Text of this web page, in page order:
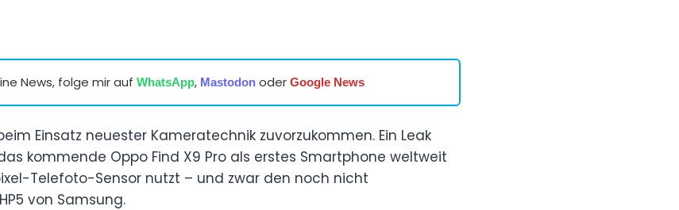
News, folge mir auf WhatsApp, Mastodonoder Google News
Einsatz neuester Kameratechnik zuvorzukommen. Ein Leak
kommende Oppo Find X9 Pro als erstes Smartphone weltweit
Telefoto-Sensor nutzt – und zwar den noch nicht
von Samsung.